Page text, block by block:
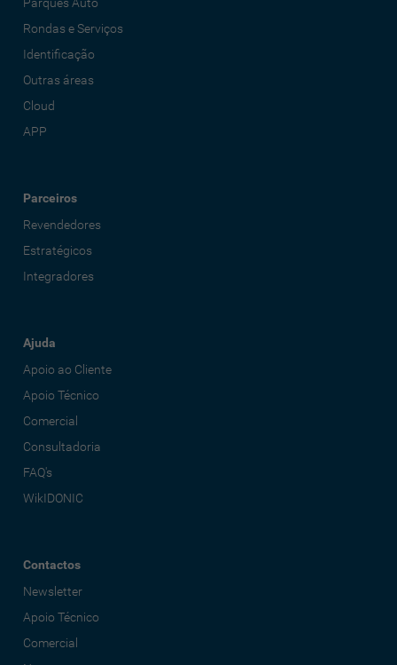
Rondas e Serviços
Identificação
Outras áreas
Cloud
APP
Parceiros
Revendedores
Estratégicos
Integradores
Ajuda
Apoio ao Cliente
Apoio Técnico
Comercial
Consultadoria
FAQ's
WikIDONIC
Contactos
Newsletter
Apoio Técnico
Comercial